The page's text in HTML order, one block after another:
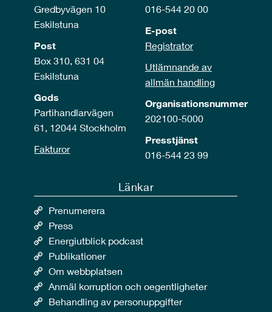
Gredbyvägen 10
Eskilstuna
Post
Box 310, 631 04
Eskilstuna
Gods
Partihandlarvägen
61, 12044 Stockholm
Fakturor
016-544 20 00
E-post
Registrator
Utlämnande av
allmän handling
Organisationsnummer
202100-5000
Presstjänst
016-544 23 99
Länkar
Prenumerera
Press
Energiutblick podcast
Publikationer
Om webbplatsen
Anmäl korruption och oegentligheter
Behandling av personuppgifter